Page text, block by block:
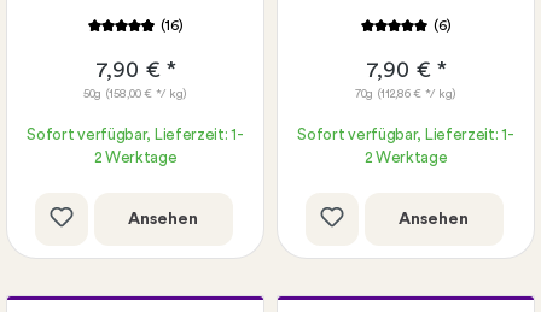
(16)
7,90 € *
50g (158,00 € */ kg)
Sofort verfügbar, Lieferzeit: 1-
2 Werktage
Ansehen
(6)
7,90 € *
70g (112,86 € */ kg)
Sofort verfügbar, Lieferzeit: 1-
2 Werktage
Ansehen